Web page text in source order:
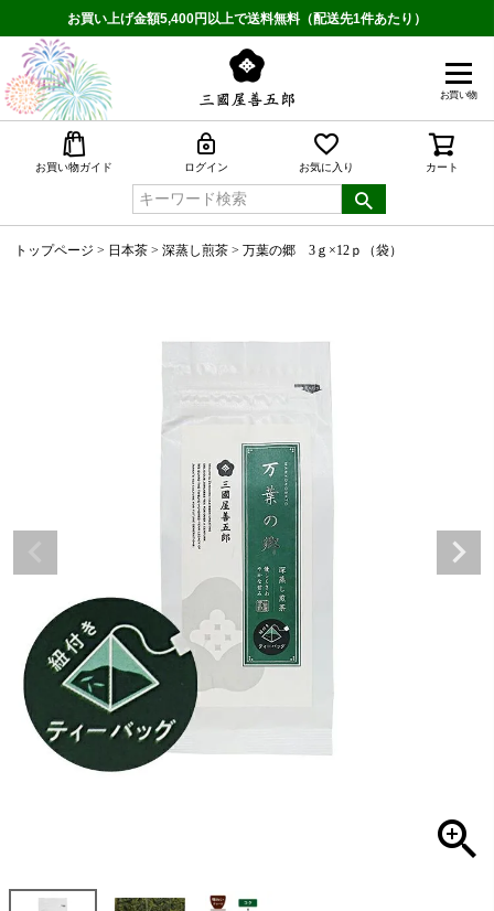
お買い上げ金額5,400円以上で送料無料（配送先1件あたり）
お買い物
お買い物ガイド ログイン お気に入り カート
トップページ 日本茶 深蒸し煎茶 万葉の郷 3ｇ×12ｐ（袋）